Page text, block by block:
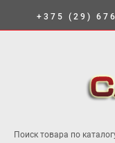
+375 (29)